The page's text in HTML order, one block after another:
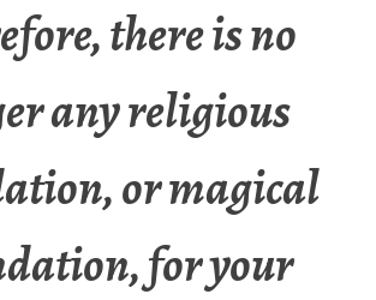
there is no
any religious
or magical
for your